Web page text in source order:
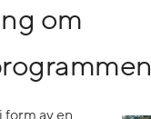
om
form av en